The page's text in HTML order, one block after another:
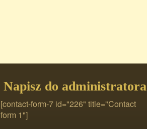
Napisz do administratora
[contact-form-7 id="226" title="Contact
form 1"]